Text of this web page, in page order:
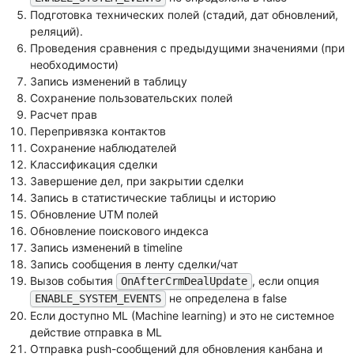
Подготовка технических полей (стадий, дат обновлений,
реляций).
Проведения сравнения с предыдущими значениями (при
необходимости)
Запись изменений в таблицу
Сохранение пользовательских полей
Расчет прав
Перепривязка контактов
Сохранение наблюдателей
Классификация сделки
Завершение дел, при закрытии сделки
Запись в статистические таблицы и историю
Обновление UTM полей
Обновление поискового индекса
Запись изменений в timeline
Запись сообщения в ленту сделки/чат
Вызов события
OnAfterCrmDealUpdate , если опция
ENABLE_SYSTEM_EVENTS
не определена в false
Если доступно ML (Machine learning) и это не системное
действие отправка в ML
Отправка push-сообщений для обновления канбана и